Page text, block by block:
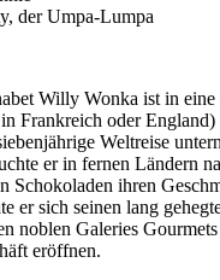
der Umpa-Lumpa
Willy Wonka ist in eine
Frankreich oder England)
Weltreise
er in fernen Ländern
Schokoladen ihren
er sich seinen lang
noblen Galeries Gourmets
eröffnen.